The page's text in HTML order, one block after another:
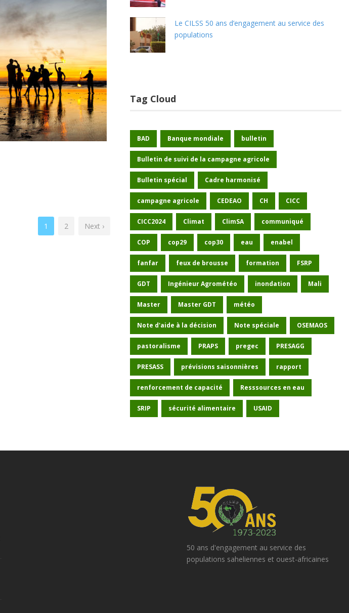
1 2 Next ›
Le CILSS 50 ans d’engagement au service des
populations
Tag Cloud
BAD Banque mondiale bulletin
Bulletin de suivi de la campagne agricole
Bulletin spécial Cadre harmonisé
campagne agricole CEDEAO CH CICC
CICC2024 Climat ClimSA communiqué
COP cop29 cop30 eau enabel
fanfar feux de brousse formation FSRP
GDT Ingénieur Agrométéo inondation Mali
Master Master GDT météo
Note d'aide à la décision Note spéciale OSEMAOS
pastoralisme PRAPS pregec PRESAGG
PRESASS prévisions saisonnières rapport
renforcement de capacité Resssources en eau
SRIP sécurité alimentaire USAID
50 ans d'engagement au service des
populations saheliennes et ouest-africaines